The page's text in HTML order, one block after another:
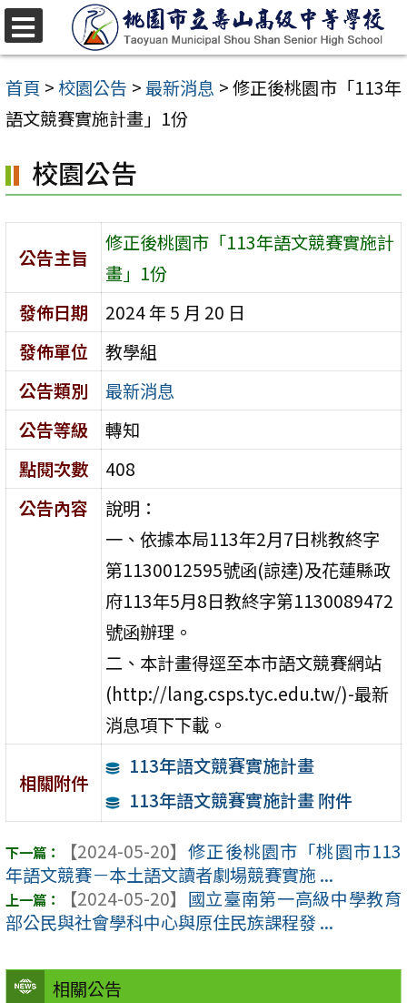
跳
至
主
要
容
區
首頁 >校園公告 >最新消息 >修正後桃園市「113年
語文競賽實施計畫」1份
相關公告
校園公告
公告主旨
修正後桃園市「113年語文競賽實施計
畫」1份
發佈日期
2024 年 5 月 20 日
發佈單位
教學組
公告類別
最新消息
公告等級
轉知
點閱次數
408
公告內容
說明：
一、依據本局113年2月7日桃教終字
第1130012595號函(諒達)及花蓮縣政
府113年5月8日教終字第1130089472
號函辦理。
二、本計畫得逕至本市語文競賽網站
(http://lang.csps.tyc.edu.tw/)-最新
消息項下下載。
相關附件
113年語文競賽實施計畫
113年語文競賽實施計畫 附件
【2024-05-20】 修正後桃園市「桃園市113
年語文競賽－本土語文讀者劇場競賽實施 ...
【2024-05-20】 國立臺南第一高級中學教育
部公民與社會學科中心與原住民族課程發 ...
選
單